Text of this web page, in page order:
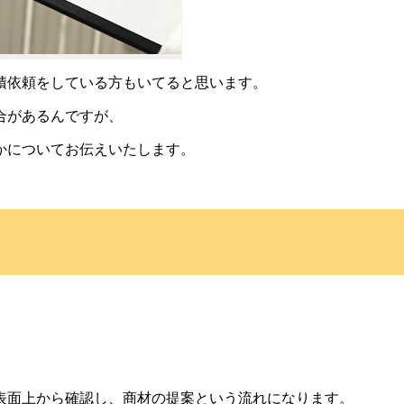
頼をしている方もいてると思います。
あるんですが、
ついてお伝えいたします。
上から確認し、商材の提案という流れになります。